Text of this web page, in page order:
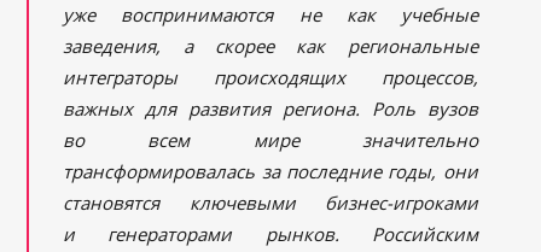
уже воспринимаются не как учебные
заведения, а скорее как региональные
интеграторы происходящих процессов,
важных для развития региона. Роль вузов
во всем мире значительно
трансформировалась за последние годы, они
становятся ключевыми бизнес-игроками
и генераторами рынков. Российским